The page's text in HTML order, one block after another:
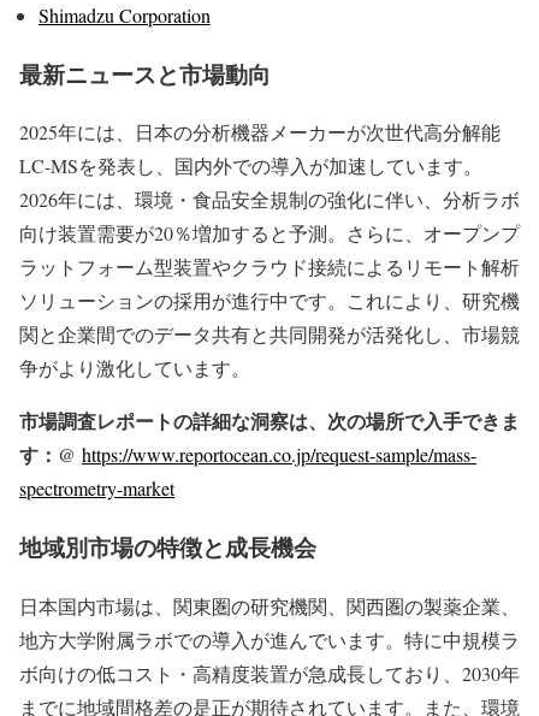
Shimadzu Corporation
最新ニュースと市場動向
2025年には、日本の分析機器メーカーが次世代高分解能
LC-MSを発表し、国内外での導入が加速しています。
2026年には、環境・食品安全規制の強化に伴い、分析ラボ
向け装置需要が20％増加すると予測。さらに、オープンプ
ラットフォーム型装置やクラウド接続によるリモート解析
ソリューションの採用が進行中です。これにより、研究機
関と企業間でのデータ共有と共同開発が活発化し、市場競
争がより激化しています。
市場調査レポートの詳細な洞察は、次の場所で入手できま
す：@ https://www.reportocean.co.jp/request-sample/mass-
spectrometry-market
地域別市場の特徴と成長機会
日本国内市場は、関東圏の研究機関、関西圏の製薬企業、
地方大学附属ラボでの導入が進んでいます。特に中規模ラ
ボ向けの低コスト・高精度装置が急成長しており、2030年
までに地域間格差の是正が期待されています。また、環境